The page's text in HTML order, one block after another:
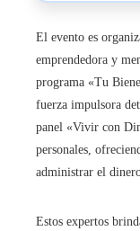
El evento es
emprendedora y
programa «Tu
fuerza impulsora
panel «Vivir con
personales,
administrar el
Estos expertos